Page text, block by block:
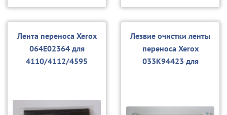
Лента переноса Xerox
064E02364 для
4110/4112/4595
Лезвие очистки ленты
переноса Xerox
033K94423 для